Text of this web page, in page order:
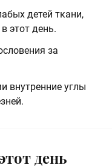
детей ткани,
этот день.
за
внутренние углы
день